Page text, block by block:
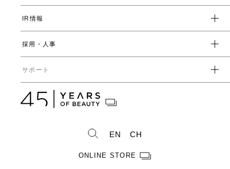
数字で見るヤーマン
受賞一覧
直営店・百貨店
開発ストーリー
環境
社会
IR情報
経営方針
コーポレートガバナンス
ディスクロージャーポリシー
IRライブラリ一覧
株式情報
株式概要
採用・人事
人事からのメッセージ
数字で見るヤーマン
製品ができるまで
サポート
カタログ・取扱説明書
EN CH
ONLINE STORE